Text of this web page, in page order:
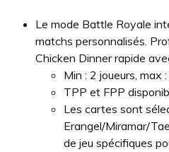
Le mode Battle Royale
matchs personnalisés.
Chicken Dinner rapide
Min : 2 joueurs, max
TPP et FPP
Les cartes sont
Erangel/Miramar/
de jeu spécifiques